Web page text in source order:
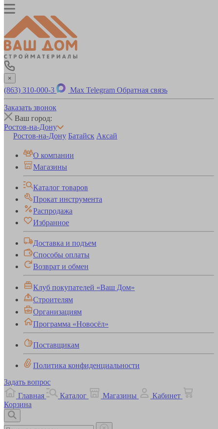
×
(863) 310-000-3 Max Telegram Обратная связь
Заказать звонок
Ваш город:
Ростов-на-Дону
Ростов-на-Дону Батайск Аксай
О компании
Магазины
Каталог товаров
Прокат инструмента
Распродажа
Избранное
Доставка и подъем
Способы оплаты
Возврат и обмен
Клуб покупателей «Ваш Дом»
Строителям
Организациям
Программа «Новосёл»
Поставщикам
Политика конфиденциальности
Задать вопрос
Главная
Каталог Магазины
Кабинет
Корзина